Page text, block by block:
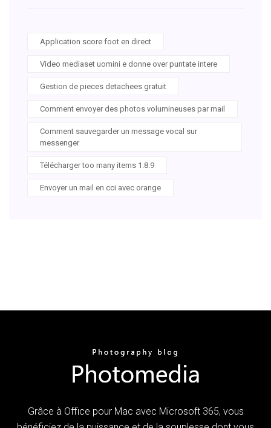
Application score foot en direct
Video mediaset uomini e donne over puntate intere
Gestion de pieces detachees gratuit
Comment envoyer des photos volumineuses par mail
Comment sauvegarder un message vocal sur
messenger
Télécharger too many items 1.8.9
Envoyer un mail en cci avec orange
Grâce à Office pour Mac avec Microsoft 365, vous